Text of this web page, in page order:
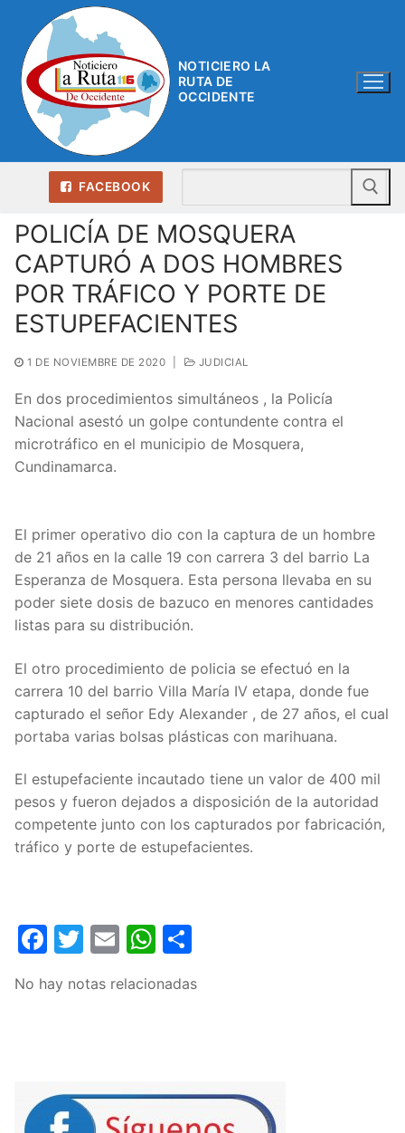
contenido
NOTICIERO LA
RUTA DE
OCCIDENTE
FACEBOOK
POLICÍA DE MOSQUERA
CAPTURÓ A DOS HOMBRES
POR TRÁFICO Y PORTE DE
ESTUPEFACIENTES
1 DE NOVIEMBRE DE 2020 JUDICIAL
En dos procedimientos simultáneos , la Policía
Nacional asestó un golpe contundente contra el
microtráfico en el municipio de Mosquera,
Cundinamarca.
El primer operativo dio con la captura de un hombre
de 21 años en la calle 19 con carrera 3 del barrio La
Esperanza de Mosquera. Esta persona llevaba en su
poder siete dosis de bazuco en menores cantidades
listas para su distribución.
El otro procedimiento de policia se efectuó en la
carrera 10 del barrio Villa María IV etapa, donde fue
capturado el señor Edy Alexander , de 27 años, el cual
portaba varias bolsas plásticas con marihuana.
El estupefaciente incautado tiene un valor de 400 mil
pesos y fueron dejados a disposición de la autoridad
competente junto con los capturados por fabricación,
tráfico y porte de estupefacientes.
Facebook
Twitter
EmailWhatsApp
No hay notas relacionadas